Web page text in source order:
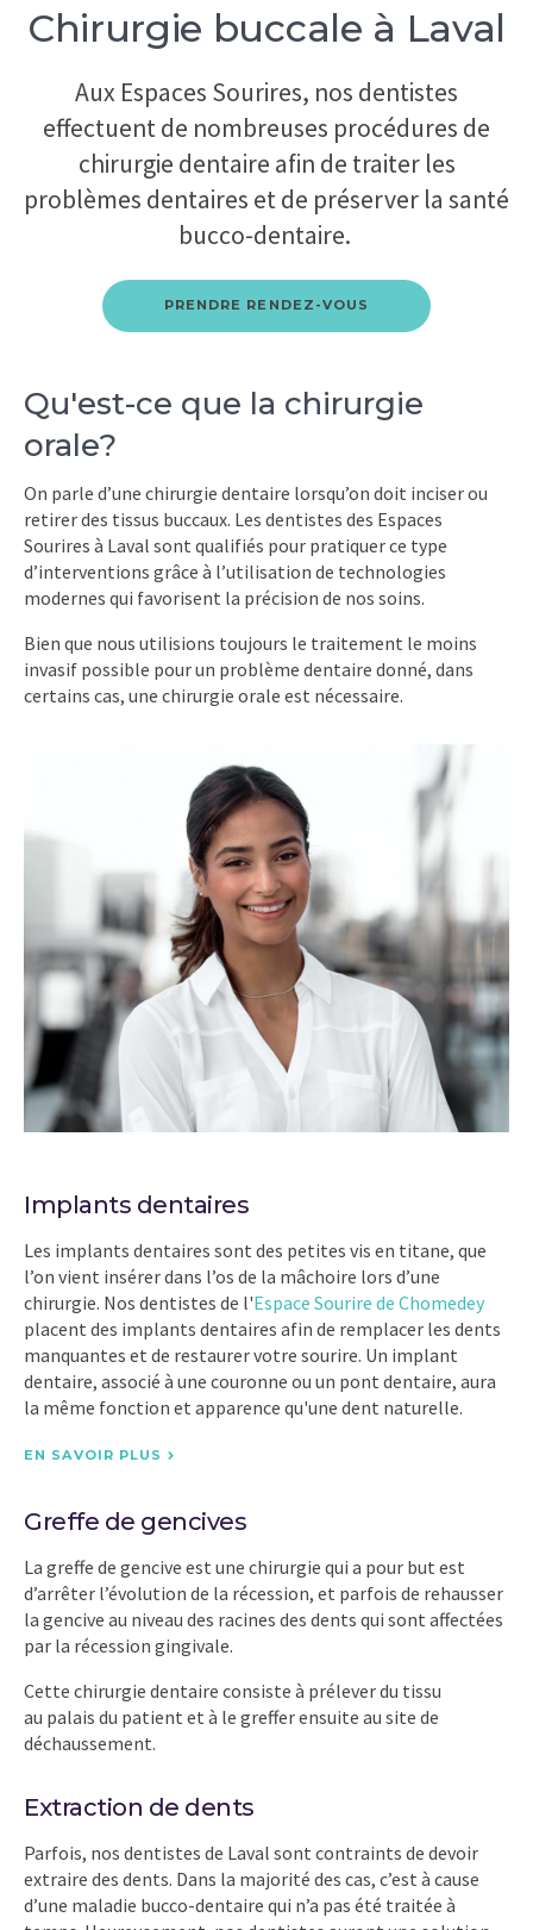
Chirurgie buccale à Laval
Aux Espaces Sourires, nos dentistes
effectuent de nombreuses procédures de
chirurgie dentaire afin de traiter les
problèmes dentaires et de préserver la santé
bucco-dentaire.
PRENDRE RENDEZ-VOUS
Qu'est-ce que la chirurgie
orale?
On parle d’une chirurgie dentaire lorsqu’on doit inciser ou
retirer des tissus buccaux. Les dentistes des Espaces
Sourires à Laval sont qualifiés pour pratiquer ce type
d’interventions grâce à l’utilisation de technologies
modernes qui favorisent la précision de nos soins.
Bien que nous utilisions toujours le traitement le moins
invasif possible pour un problème dentaire donné, dans
certains cas, une chirurgie orale est nécessaire.
Implants dentaires
Les implants dentaires sont des petites vis en titane, que
l’on vient insérer dans l’os de la mâchoire lors d’une
chirurgie. Nos dentistes de l'Espace Sourire de Chomedey
placent des implants dentaires afin de remplacer les dents
manquantes et de restaurer votre sourire. Un implant
dentaire, associé à une couronne ou un pont dentaire, aura
la même fonction et apparence qu'une dent naturelle.
EN SAVOIR PLUS
Greffe de gencives
La greffe de gencive est une chirurgie qui a pour but est
d’arrêter l’évolution de la récession, et parfois de rehausser
la gencive au niveau des racines des dents qui sont affectées
par la récession gingivale.
Cette chirurgie dentaire consiste à prélever du tissu
au palais du patient et à le greffer ensuite au site de
déchaussement.
Extraction de dents
Parfois, nos dentistes de Laval sont contraints de devoir
extraire des dents. Dans la majorité des cas, c’est à cause
d’une maladie bucco-dentaire qui n’a pas été traitée à